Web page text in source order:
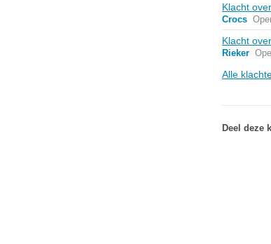
Klacht
Crocs
Klacht
Rieker
Alle
Deel deze